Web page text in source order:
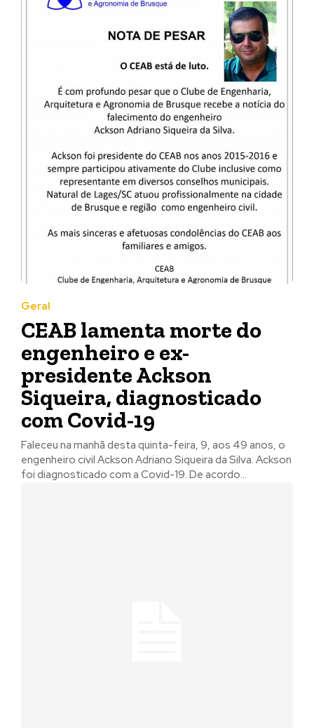
Geral
CEAB lamenta morte do
engenheiro e ex-
presidente Ackson
Siqueira, diagnosticado
com Covid-19
Faleceu na manhã desta quinta-feira, 9, aos 49 anos, o
engenheiro civil Ackson Adriano Siqueira da Silva. Ackson
foi diagnosticado com a Covid-19. De acordo...